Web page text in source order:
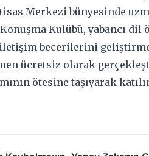
Merkezi bünyesinde
Kulübü, yabancı dil
becerilerini
ücretsiz olarak
ötesine taşıyarak